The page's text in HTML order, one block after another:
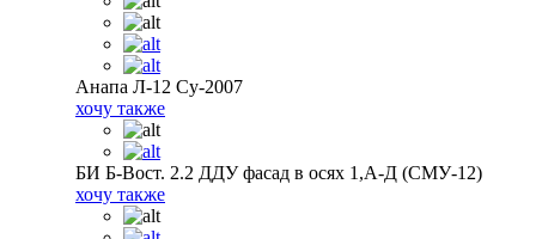
Анапа Л-12 Су-2007
хочу также
БИ Б-Вост. 2.2 ДДУ фасад в осях 1,А-Д (СМУ-12)
хочу также